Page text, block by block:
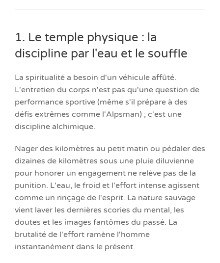
1. Le temple physique : la
discipline par l'eau et le souffle
La spiritualité a besoin d'un véhicule affûté.
L'entretien du corps n'est pas qu'une question de
performance sportive (même s'il prépare à des
défis extrêmes comme l'Alpsman) ; c'est une
discipline alchimique.
Nager des kilomètres au petit matin ou pédaler des
dizaines de kilomètres sous une pluie diluvienne
pour honorer un engagement ne relève pas de la
punition. L'eau, le froid et l'effort intense agissent
comme un rinçage de l'esprit. La nature sauvage
vient laver les dernières scories du mental, les
doutes et les images fantômes du passé. La
brutalité de l'effort ramène l'homme
instantanément dans le présent.